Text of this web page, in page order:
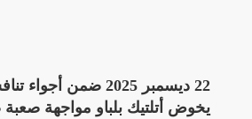
22 ديسمبر 2025 ضمن
يخوض أتلتيك بلباو مواجهة